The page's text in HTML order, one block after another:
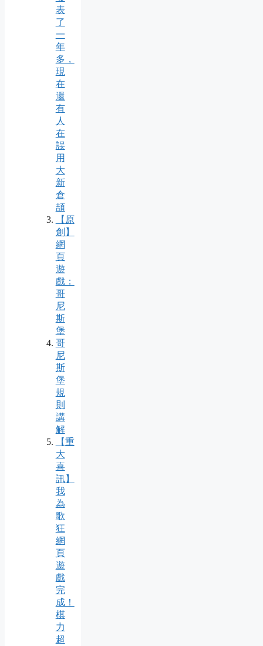
表
了
一
年
多，
現
在
還
有
人
在
誤
用
大
新
倉
頡
【原
創】
網
頁
遊
戲：
哥
尼
斯
堡
哥
尼
斯
堡
規
則
講
解
【重
大
喜
訊】
我
為
歌
狂
網
頁
遊
戲
完
成！
棋
力
超